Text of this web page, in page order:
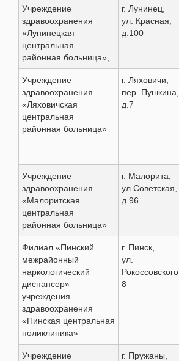
Учреждение
здравоохранения
«Лунинецкая
центральная
районная больница»,
г. Лунинец,
ул. Красная,
д.100
Учреждение
здравоохранения
«Ляховичская
центральная
районная больница»
г. Ляховичи,
пер. Пушкина,
д.7
Учреждение
здравоохранения
«Малоритская
центральная
районная больница»
г. Малорита,
ул Советская,
д.96
Филиал «Пинский
межрайонный
наркологический
диспансер»
учреждения
здравоохранения
«Пинская центральная
поликлиника»
г. Пинск,
ул.
Рокоссовского,
8
Учреждение
г. Пружаны,